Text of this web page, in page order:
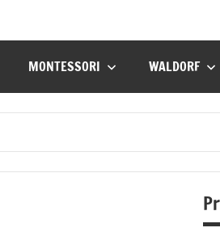
MONTESSORI WALDORF